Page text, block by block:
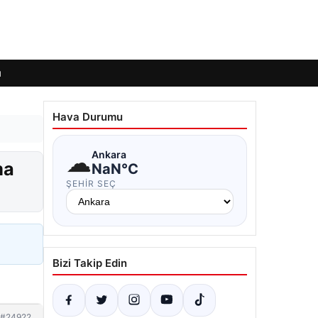
Hava Durumu
☁Ankara
NaN°C
ŞEHIR SEÇ
Bizi Takip Edin